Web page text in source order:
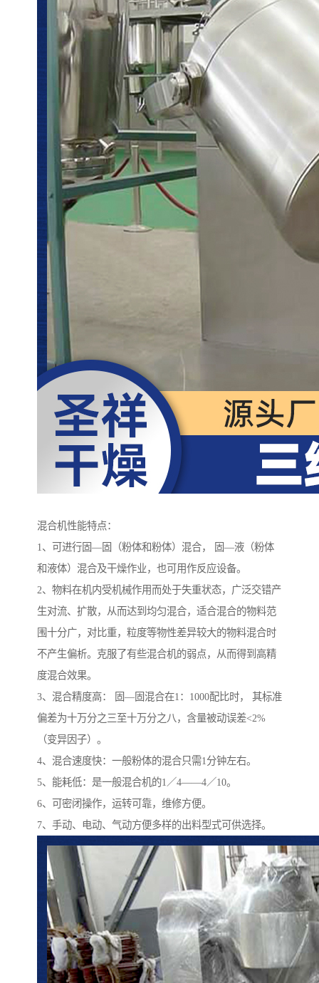
混合机性能特点：
1、可进行固—固（粉体和粉体）混合， 固—液（粉体
和液体）混合及干燥作业，也可用作反应设备。
2、物料在机内受机械作用而处于失重状态，广泛交错产
生对流、扩散，从而达到均匀混合，适合混合的物料范
围十分广，对比重，粒度等物性差异较大的物料混合时
不产生偏析。克服了有些混合机的弱点，从而得到高精
度混合效果。
3、混合精度高： 固—固混合在1：1000配比时， 其标准
偏差为十万分之三至十万分之八，含量被动误差<2%
（变异因子）。
4、混合速度快：一般粉体的混合只需1分钟左右。
5、能耗低：是一般混合机的1／4——4／10。
6、可密闭操作，运转可靠，维修方便。
7、手动、电动、气动方便多样的出料型式可供选择。